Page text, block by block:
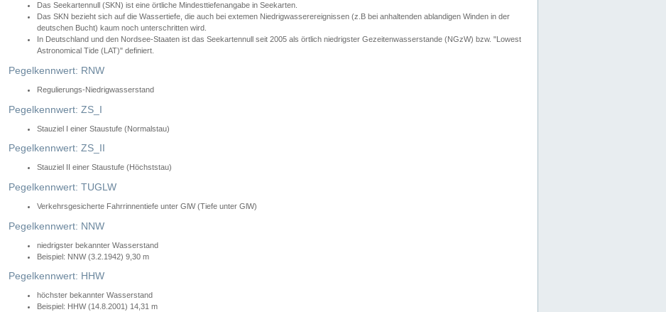
Das Seekartennull (SKN) ist eine örtliche Mindesttiefenangabe in Seekarten.
Das SKN bezieht sich auf die Wassertiefe, die auch bei extemen Niedrigwasserereignissen (z.B bei anhaltenden ablandigen Winden in der
deutschen Bucht) kaum noch unterschritten wird.
In Deutschland und den Nordsee-Staaten ist das Seekartennull seit 2005 als örtlich niedrigster Gezeitenwasserstande (NGzW) bzw. "Lowest
Astronomical Tide (LAT)" definiert.
Pegelkennwert: RNW
Regulierungs-Niedrigwasserstand
Pegelkennwert: ZS_I
Stauziel I einer Staustufe (Normalstau)
Pegelkennwert: ZS_II
Stauziel II einer Staustufe (Höchststau)
Pegelkennwert: TUGLW
Verkehrsgesicherte Fahrrinnentiefe unter GlW (Tiefe unter GlW)
Pegelkennwert: NNW
niedrigster bekannter Wasserstand
Beispiel: NNW (3.2.1942) 9,30 m
Pegelkennwert: HHW
höchster bekannter Wasserstand
Beispiel: HHW (14.8.2001) 14,31 m